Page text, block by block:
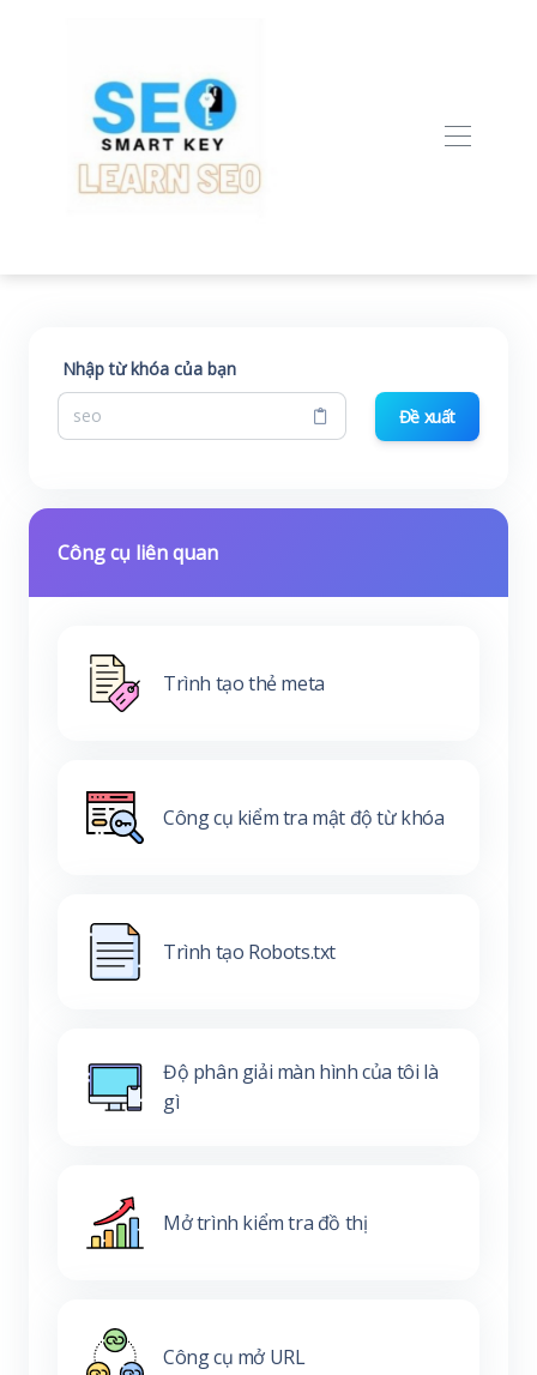
Nhập từ khóa của bạn
Đề xuất
Công cụ liên quan
Trình tạo thẻ meta
Công cụ kiểm tra mật độ từ khóa
Trình tạo Robots.txt
Độ phân giải màn hình của tôi là
gì
Mở trình kiểm tra đồ thị
Công cụ mở URL